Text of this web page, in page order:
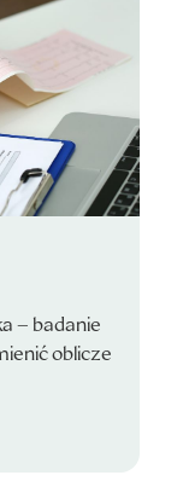
– badanie
oblicze